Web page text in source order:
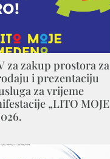
za zakup prostora za
i prezentaciju
za vrijeme
„LITO MOJE